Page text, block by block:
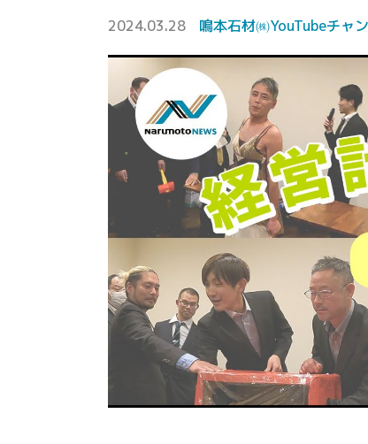
2024.03.28 鳴本石材㈱YouTubeチャ